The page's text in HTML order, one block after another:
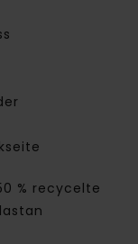
% recycelte